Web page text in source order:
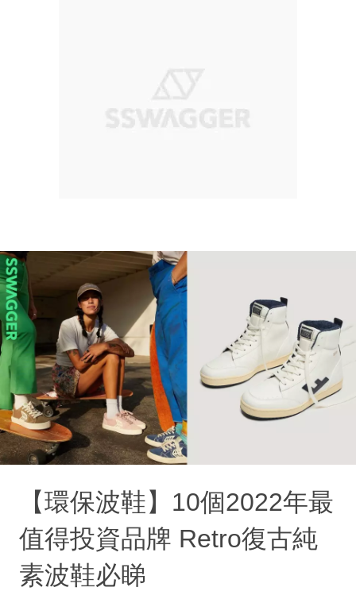
【環保波鞋】10個2022年最
值得投資品牌 Retro復古純
素波鞋必睇